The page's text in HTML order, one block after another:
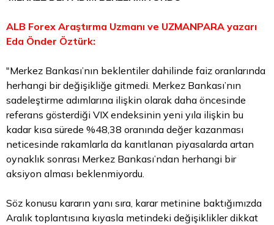
ALB Forex Araştırma Uzmanı ve UZMANPARA yazarı
Eda Önder Öztürk:
"Merkez Bankası’nın beklentiler dahilinde faiz oranlarında
herhangi bir değişikliğe gitmedi. Merkez Bankası’nın
sadeleştirme adımlarına ilişkin olarak daha öncesinde
referans gösterdiği VIX endeksinin yeni yıla ilişkin bu
kadar kısa sürede %48,38 oranında değer kazanması
neticesinde rakamlarla da kanıtlanan piyasalarda artan
oynaklık sonrası Merkez Bankası’ndan herhangi bir
aksiyon alması beklenmiyordu.
Söz konusu kararın yanı sıra, karar metinine baktığımızda
Aralık toplantısına kıyasla metindeki değişiklikler dikkat